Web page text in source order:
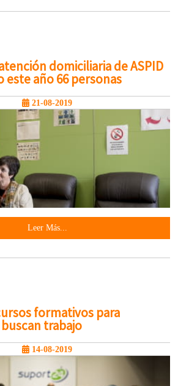
domiciliaria de ASPID
este año 66 personas
21-08-2019
Leer Más...
formativos para
trabajo
14-08-2019